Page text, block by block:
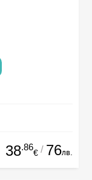
38.86
€ / 76лв.